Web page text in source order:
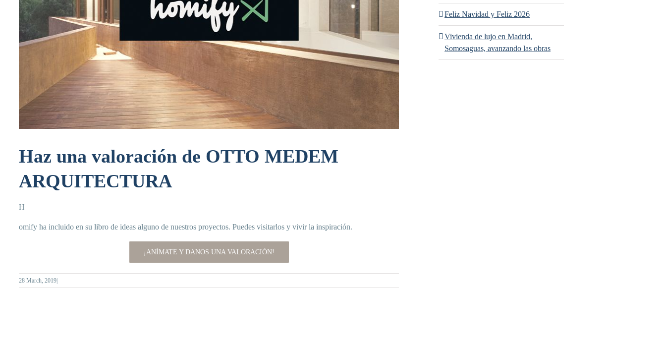
Haz una valoración de OTTO MEDEM
ARQUITECTURA
H
omify ha incluido en su libro de ideas alguno de nuestros proyectos. Puedes visitarlos y vivir la inspiración.
¡ANÍMATE Y DANOS UNA VALORACIÓN!
28 March, 2019
Feliz Navidad y Feliz 2026
Vivienda de lujo en Madrid,
Somosaguas, avanzando las obras